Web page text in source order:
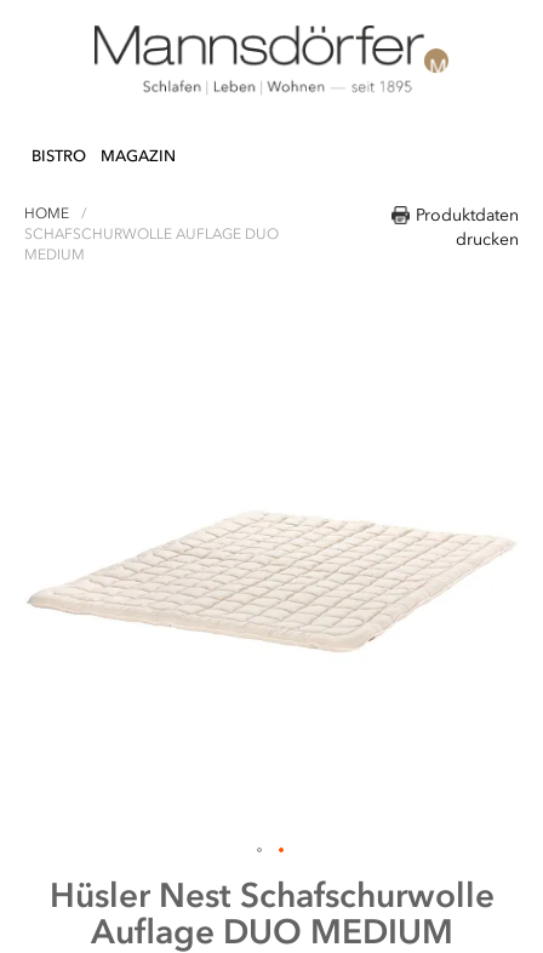
zum
BISTRO MAGAZIN
Produktdaten
drucken
HOME
SCHAFSCHURWOLLE AUFLAGE DUO
MEDIUM
AnfangHüsler Nest Schafschurwolle
Auflage DUO MEDIUM